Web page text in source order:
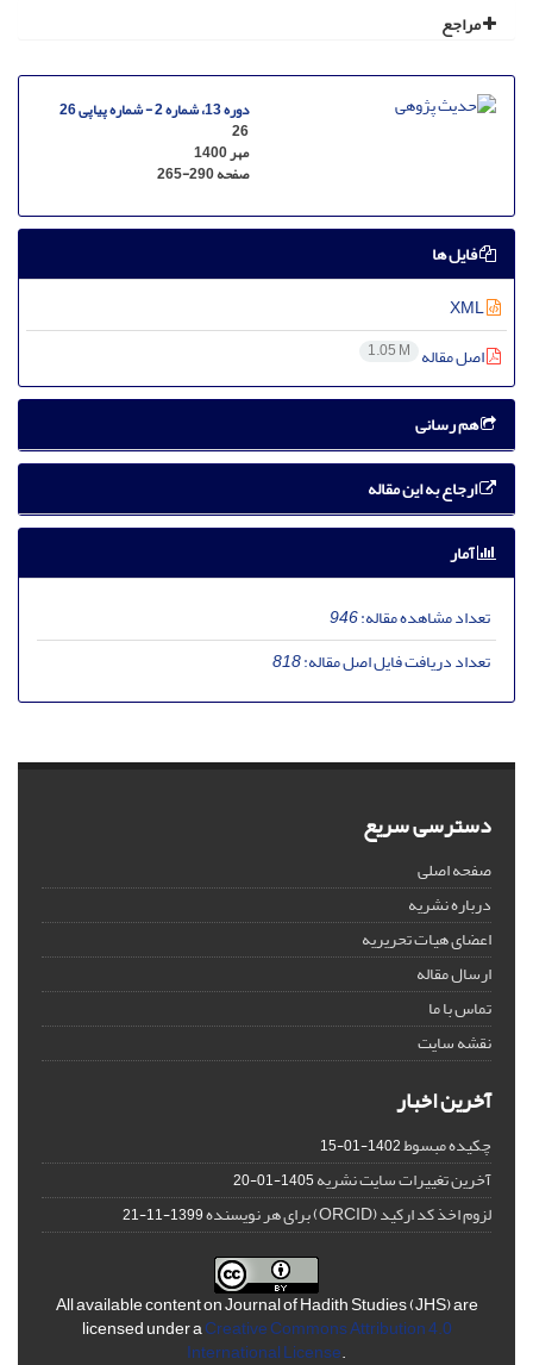
مراجع
دوره 13، شماره 2 - شماره پیاپی 26
26
مهر 1400
صفحه265-290
فایل ها
اصل مقاله 1.05 M
هم رسانی
ارجاع به این مقاله
آمار
تعداد مشاهده مقاله:946
تعداد دریافت فایل اصل مقاله:818
دسترسی سریع
صفحه اصلی
درباره نشریه
اعضای هیات تحریریه
ارسال مقاله
تماس با ما
نقشه سایت
آخرین اخبار
چکیده مبسوط1402-01-15
آخرین تغییرات سایت نشریه1405-01-20
لزوم اخذ کد ارکید (ORCID) برای هر نویسنده 1399-11-21
All available content on Journal of Hadith Studies (JHS) are
licensed under aCreative Commons Attribution 4.0
International License.